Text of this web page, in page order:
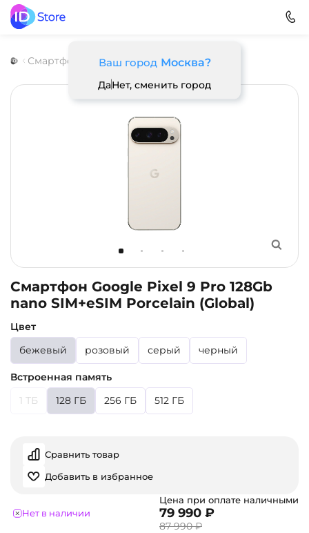
Ваш город Москва?
ДаНет, сменить город
Смартфоны Google Pixel 9 Pro
Смартфон Google Pixel 9 Pro 128Gb
nano SIM+eSIM Porcelain (Global)
Цвет
бежевый
розовый серый черный
Встроенная память
1 ТБ
128 ГБ 256 ГБ 512 ГБ
Сравнить товар
Добавить в избранное
Нет в наличии
Цена при оплате наличными
79 990 ₽
87 990 ₽